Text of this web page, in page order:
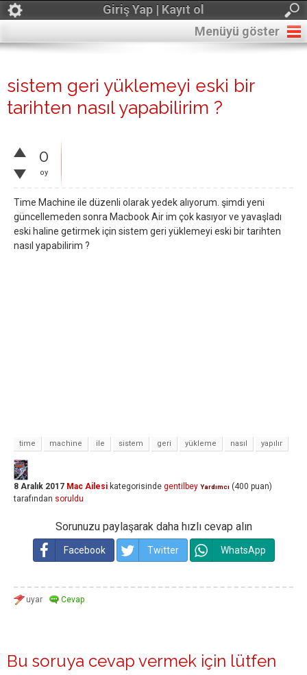
Giriş Yap | Kayıt ol
Menüyü göster
sistem geri yüklemeyi eski bir
tarihten nasıl yapabilirim ?
0
oy
Time Machine ile düzenli olarak yedek alıyorum. şimdi yeni
güncellemeden sonra Macbook Air im çok kasıyor ve yavaşladı
eski haline getirmek için sistem geri yüklemeyi eski bir tarihten
nasıl yapabilirim ?
time machine ile sistem geri yükleme nasıl yapılır
8 Aralık 2017 Mac Ailesi kategorisinde gentilbey Yardımcı (400 puan)
tarafından soruldu
Sorunuzu paylaşarak daha hızlı cevap alın
Facebook Twitter WhatsApp
Bu soruya cevap vermek için lütfen